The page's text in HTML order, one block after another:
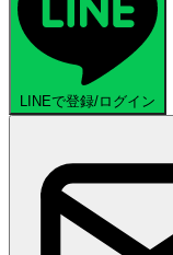
LINEで登録/ログイン